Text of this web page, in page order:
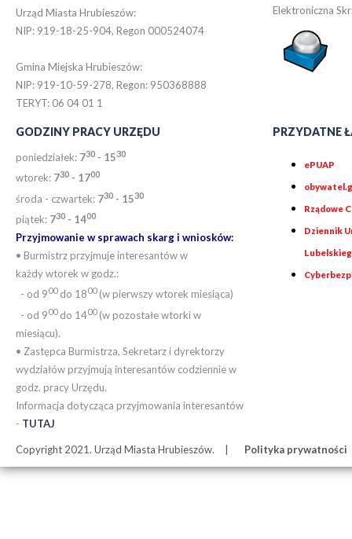
Urząd Miasta Hrubieszów:
NIP: 919-18-25-904, Regon 000524074
Gmina Miejska Hrubieszów:
NIP: 919-10-59-278, Regon: 950368888
TERYT: 06 04 01 1
Elektroniczna
GODZINY PRACY URZĘDU
poniedziałek: 730 - 1530
wtorek: 730 - 1700
środa - czwartek: 730 - 1530
piątek: 730 - 1400
Przyjmowanie w sprawach skarg i wniosków:
• Burmistrz przyjmuje interesantów w
każdy wtorek w godz.:
- od 900do 1800(w pierwszy wtorek miesiąca)
- od 900do 1400(w pozostałe wtorki w
miesiącu).
• Zastępca Burmistrza, Sekretarz i dyrektorzy
wydziałów przyjmują interesantów codziennie w
godz. pracy Urzędu.
Informacja dotycząca przyjmowania interesantów
- TUTAJ
PRZYDATNE
ePUAP
Rządowe
Dziennik
Copyright 2021. Urząd Miasta Hrubieszów. Polityka prywatności